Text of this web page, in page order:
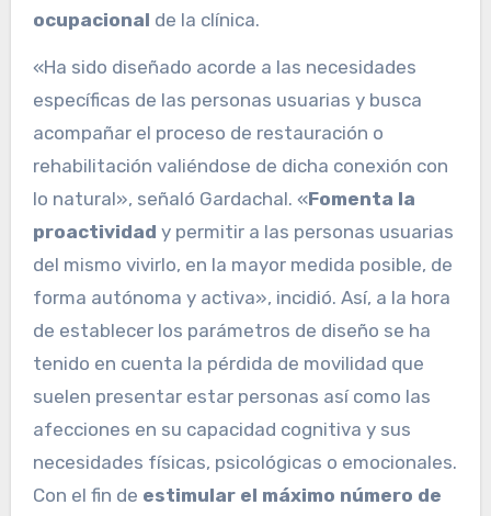
ocupacional de la clínica.
«Ha sido diseñado acorde a las necesidades
específicas de las personas usuarias y busca
acompañar el proceso de restauración o
rehabilitación valiéndose de dicha conexión con
lo natural», señaló Gardachal. «Fomenta la
proactividad y permitir a las personas usuarias
del mismo vivirlo, en la mayor medida posible, de
forma autónoma y activa», incidió. Así, a la hora
de establecer los parámetros de diseño se ha
tenido en cuenta la pérdida de movilidad que
suelen presentar estar personas así como las
afecciones en su capacidad cognitiva y sus
necesidades físicas, psicológicas o emocionales.
Con el fin de estimular el máximo número de